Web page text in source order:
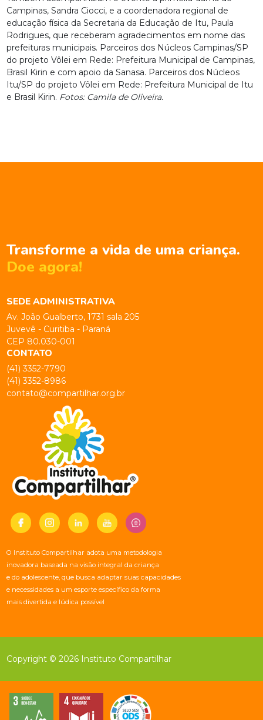
Campinas, Sandra Ciocci, e a coordenadora regional de
educação física da Secretaria da Educação de Itu, Paula
Rodrigues, que receberam agradecimentos em nome das
prefeituras municipais. Parceiros dos Núcleos Campinas/SP
do projeto Vôlei em Rede: Prefeitura Municipal de Campinas,
Brasil Kirin e com apoio da Sanasa. Parceiros dos Núcleos
Itu/SP do projeto Vôlei em Rede: Prefeitura Municipal de Itu
e Brasil Kirin. Fotos: Camila de Oliveira.
Transforme a vida de uma criança.
Doe agora!
SEDE ADMINISTRATIVA
Av. João Gualberto, 1731 sala 205
Juvevê - Curitiba - Paraná
CEP 80.030-001
CONTATO
(41) 3352-7790
(41) 3352-8986
contato@compartilhar.org.br
O Instituto Compartilhar adota uma metodologia
inovadora baseada na visão integral da criança
e do adolescente, que busca adaptar suas capacidades
e necessidades a um esporte específico da forma
mais divertida e lúdica possível
Copyright © 2026 Instituto Compartilhar